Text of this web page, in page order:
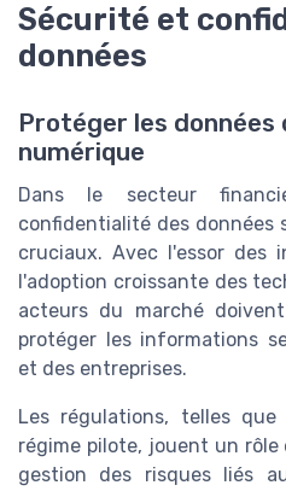
Sécurité et
données
Protéger les données
numérique
Dans le secteur
confidentialité des données
cruciaux. Avec l'essor des
l'adoption croissante des
acteurs du marché
protéger les informations
et des entreprises.
Les régulations, telles
régime pilote, jouent un rôle
gestion des risques liés